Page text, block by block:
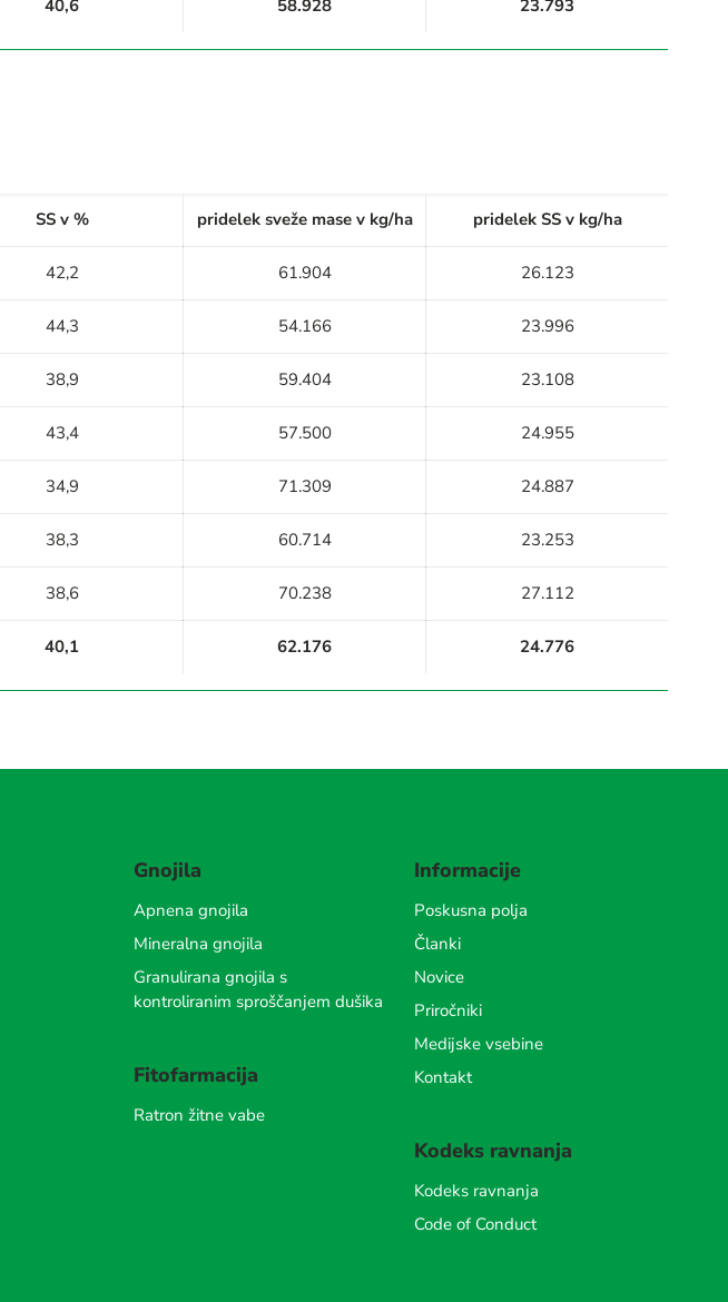
40,6 58.928 23.793
SS v % pridelek sveže mase v kg/ha pridelek SS v kg/ha
42,2 61.904 26.123
44,3 54.166 23.996
38,9 59.404 23.108
43,4 57.500 24.955
34,9 71.309 24.887
38,3 60.714 23.253
38,6 70.238 27.112
40,1 62.176 24.776
Gnojila
Apnena gnojila
Mineralna gnojila
Granulirana gnojila s
kontroliranim sproščanjem dušika
Fitofarmacija
Ratron žitne vabe
Informacije
Poskusna polja
Članki
Novice
Priročniki
Medijske vsebine
Kontakt
Kodeks ravnanja
Kodeks ravnanja
Code of Conduct